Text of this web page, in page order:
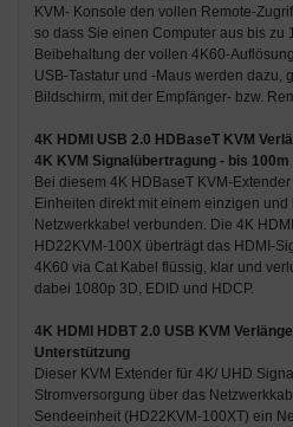
KVM- Konsole den vollen Remote-
so dass Sie einen Computer aus bis zu
Beibehaltung der vollen 4K60-
USB-Tastatur und -Maus werden dazu,
Bildschirm, mit der Empfänger- bzw.
4K HDMI USB 2.0 HDBaseT KVM
4K KVM Signalübertragung - bis 100m
Bei diesem 4K HDBaseT KVM-
Einheiten direkt mit einem einzigen
Netzwerkkabel verbunden. Die 4K
HD22KVM-100X überträgt das HDMI-
4K60 via Cat Kabel flüssig, klar und
dabei 1080p 3D, EDID und HDCP.
4K HDMI HDBT 2.0 USB KVM
Unterstützung
Dieser KVM Extender für 4K/ UHD
Stromversorgung über das
Sendeeinheit (HD22KVM-100XT) ein